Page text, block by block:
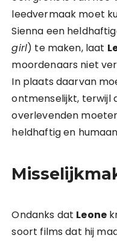
leedvermaak moet
Sienna een
girl) te maken, laat
moordenaars niet
In plaats daarvan
ontmenselijkt, terwijl
overlevenden
heldhaftig en
Ondanks dat Leone
soort films dat hij